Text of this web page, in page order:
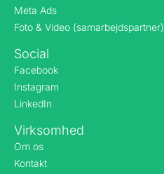
Meta Ads
Foto & Video (samarbejdspartner)
Social
Facebook
Instagram
LinkedIn
Virksomhed
Om os
Kontakt